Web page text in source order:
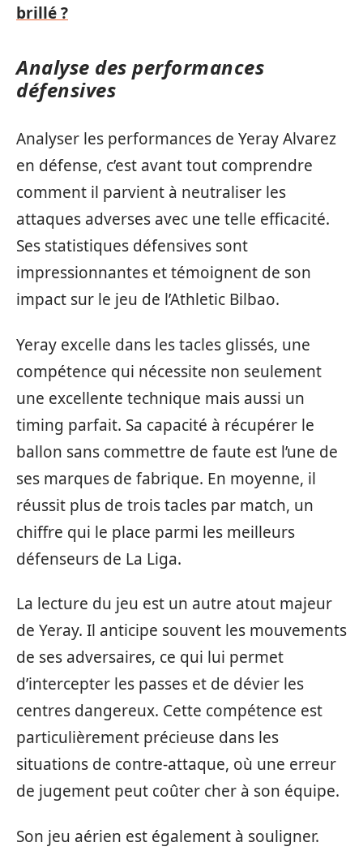
brillé ?
Analyse des performances
défensives
Analyser les performances de Yeray Alvarez
en défense, c’est avant tout comprendre
comment il parvient à neutraliser les
attaques adverses avec une telle efficacité.
Ses statistiques défensives sont
impressionnantes et témoignent de son
impact sur le jeu de l’Athletic Bilbao.
Yeray excelle dans les tacles glissés, une
compétence qui nécessite non seulement
une excellente technique mais aussi un
timing parfait. Sa capacité à récupérer le
ballon sans commettre de faute est l’une de
ses marques de fabrique. En moyenne, il
réussit plus de trois tacles par match, un
chiffre qui le place parmi les meilleurs
défenseurs de La Liga.
La lecture du jeu est un autre atout majeur
de Yeray. Il anticipe souvent les mouvements
de ses adversaires, ce qui lui permet
d’intercepter les passes et de dévier les
centres dangereux. Cette compétence est
particulièrement précieuse dans les
situations de contre-attaque, où une erreur
de jugement peut coûter cher à son équipe.
Son jeu aérien est également à souligner.